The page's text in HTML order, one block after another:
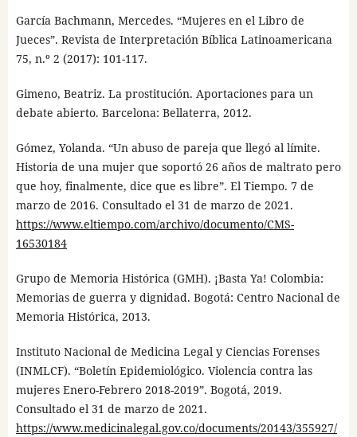
García Bachmann, Mercedes. “Mujeres en el Libro de
Jueces”. Revista de Interpretación Bíblica Latinoamericana
75, n.º 2 (2017): 101-117.
Gimeno, Beatriz. La prostitución. Aportaciones para un
debate abierto. Barcelona: Bellaterra, 2012.
Gómez, Yolanda. “Un abuso de pareja que llegó al límite.
Historia de una mujer que soportó 26 años de maltrato pero
que hoy, finalmente, dice que es libre”. El Tiempo. 7 de
marzo de 2016. Consultado el 31 de marzo de 2021.
https://www.eltiempo.com/archivo/documento/CMS-
16530184
Grupo de Memoria Histórica (GMH). ¡Basta Ya! Colombia:
Memorias de guerra y dignidad. Bogotá: Centro Nacional de
Memoria Histórica, 2013.
Instituto Nacional de Medicina Legal y Ciencias Forenses
(INMLCF). “Boletín Epidemiológico. Violencia contra las
mujeres Enero-Febrero 2018-2019”. Bogotá, 2019.
Consultado el 31 de marzo de 2021.
https://www.medicinalegal.gov.co/documents/20143/355927/